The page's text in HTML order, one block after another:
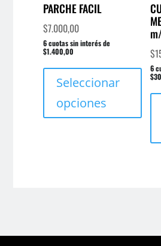
PARCHE FACIL
$7.000,00
6 cuotas sin interés de
$1.400,00
Seleccionar
opciones
Este
Las
la
$
6